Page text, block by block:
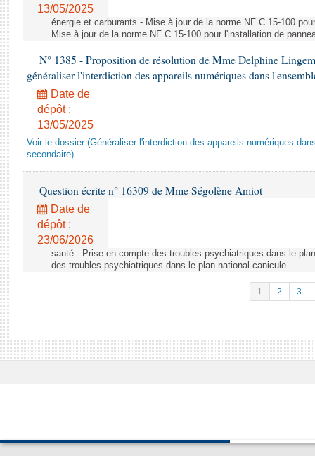
13/05/2025
énergie et carburants - Mise à jour de la norme NF C 15-100
Mise à jour de la norme NF C 15-100 pour l'installation de
N° 1385 - Proposition de résolution de Mme Delphine
généraliser l'interdiction des appareils numériques dans
Date de
dépôt :
13/05/2025
Voir le dossier (Généraliser l'interdiction des appareils numériques
secondaire)
Question écrite n° 16309 de Mme Ségolène Amiot
Date de
dépôt :
23/06/2026
santé - Prise en compte des troubles psychiatriques dans le
des troubles psychiatriques dans le plan national canicule
1 2 3